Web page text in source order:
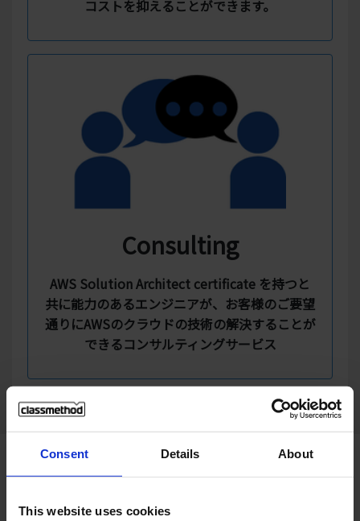
Consent Details About
This website uses cookies
コストを抑えることができます。
Consulting
AWS Solution Architect certificate を持つと
共に能力のあるエンジニアが、お客様のご要望
通りにAWSのクラウドの技術の解決することが
できるコンサルティングサービス